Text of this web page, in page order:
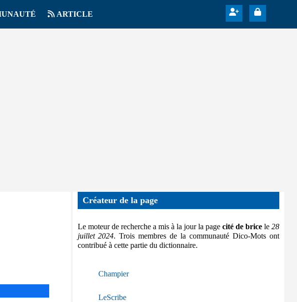
ARTICLE
Créateur de la page
Le moteur de recherche a mis à la jour la page cité de bricele 28
juillet 2024. Trois membres de la communauté Dico-Mots ont
contribué à cette partie du dictionnaire.
Champier
LeScribe